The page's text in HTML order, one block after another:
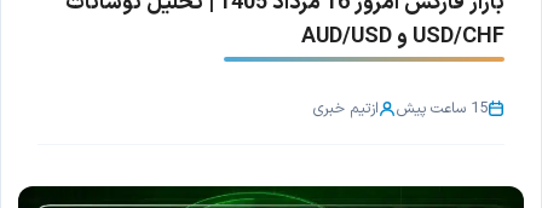
USD/CHF و AUD/USD
15 ساعت پیش ازتیم خبری